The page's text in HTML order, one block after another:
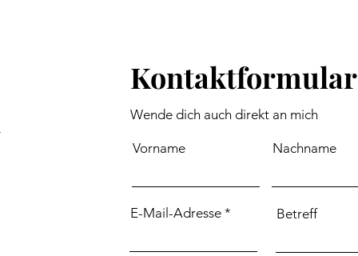
Kontaktformular
Wende dich auch direkt an mich
Vorname Nachname
E-Mail-Adresse Betreff